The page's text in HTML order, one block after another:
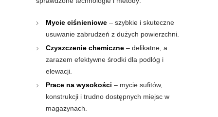
Mycie ciśnieniowe – szybkie i skuteczne
usuwanie zabrudzeń z dużych powierzchni.
Czyszczenie chemiczne – delikatne, a
zarazem efektywne środki dla podłóg i
elewacji.
Prace na wysokości – mycie sufitów,
konstrukcji i trudno dostępnych miejsc w
magazynach.